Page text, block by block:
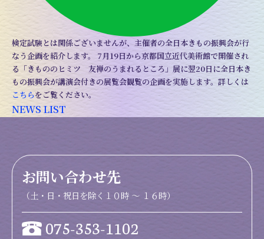
検定試験とは関係ございませんが、主催者の全日本きもの振興会が行
なう企画を紹介します。 7月19日から京都国立近代美術館で開催され
る「きもののヒミツ 友禅のうまれるところ」展に翌20日に全日本き
もの振興会が講演会付きの展覧会観覧の企画を実施します。詳しくは
こちらをご覧ください。
NEWS LIST
お問い合わせ先
（土・日・祝日を除く１０時 ～ １６時）
075-353-1102